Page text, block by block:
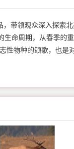
，带领观众深入探索
命周期，从春季的
性物种的颂歌，也是